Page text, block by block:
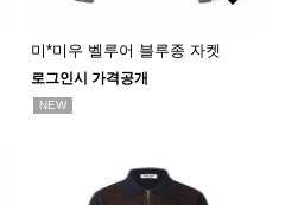
미*미우 벨루어 블루종 자켓
로그인시 가격공개
NEW